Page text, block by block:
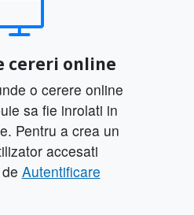
cereri online
o cerere online
sa fie inrolati in
Pentru a crea un
accesati
Autentificare